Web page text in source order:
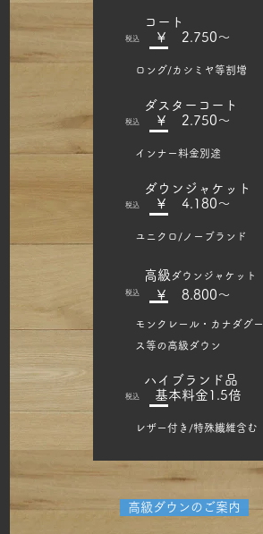
​税込
​コート
​￥ 2.750～
ロング/カシミヤ等割増
​税込
​ダスターコート
​￥ 2.750～
​インナー料金別途
​税込
​ダウンジャケット
​￥ 4.180 ～
​ユニクロ/ ​ノーブランド
​税込
​高級 ダウンジャケット
​￥ 8.800～
​モンクレール・カナダグー
ス等の高級ダウン
​税込
​ハイブランド品
​基本料金1.5倍
​レザー付き/特殊繊維含む
高級ダウンのご案内